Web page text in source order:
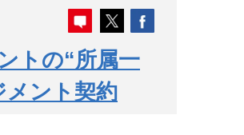
トの“所属一
メント契約